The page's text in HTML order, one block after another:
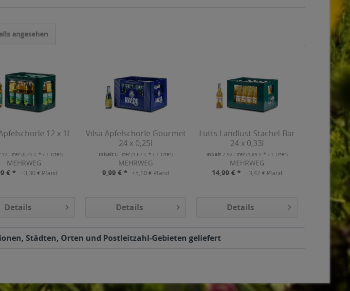
angesehen
12 x 1l
12 Liter (0,75 € * / 1 Liter)
MEHRWEG
€ *
+3,30 € Pfand
Details
Vilsa Apfelschorle Gourmet
24 x 0,25l
Inhalt 6 Liter (1,67 € * / 1 Liter)
MEHRWEG
9,99 € *
+5,10 € Pfand
Details
Lütts Landlust Stachel-Bär
24 x 0,33l
Inhalt 7.92 Liter (1,89 € * / 1 Liter)
MEHRWEG
14,99 € *
+3,42 € Pfand
Details
Städten, Orten und Postleitzahl-Gebieten geliefert